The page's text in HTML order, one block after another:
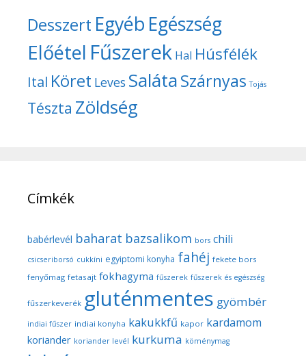
Desszert Egyéb Egészség
Előétel Fűszerek Hal Húsfélék
Ital Köret Leves SalátaSzárnyas Tojás
Tészta Zöldség
Címkék
babérlevél baharat bazsalikom bors chili
csicseriborsó cukkíni egyiptomi konyha fahéj fekete bors
fenyőmag fetasajt fokhagyma fűszerek fűszerek és egészség
fűszerkeverék gluténmentes gyömbér
indiai fűszer indiai konyha kakukkfű kapor kardamom
koriander koriander levél kurkuma köménymag